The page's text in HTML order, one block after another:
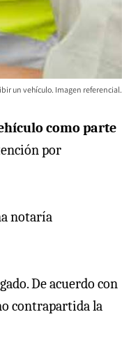
un vehículo. Imagen referencial.
como parte
por
notaría
De acuerdo con
contrapartida la